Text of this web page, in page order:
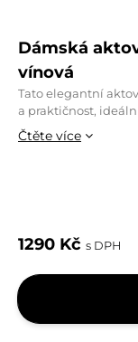
Dámská
vínová
Tato elegantní
a praktičnost,
Čtěte více
1290 Kčs DPH